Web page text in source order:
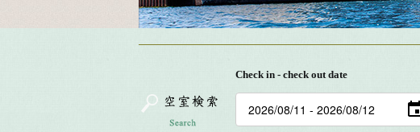
Check in - check out date